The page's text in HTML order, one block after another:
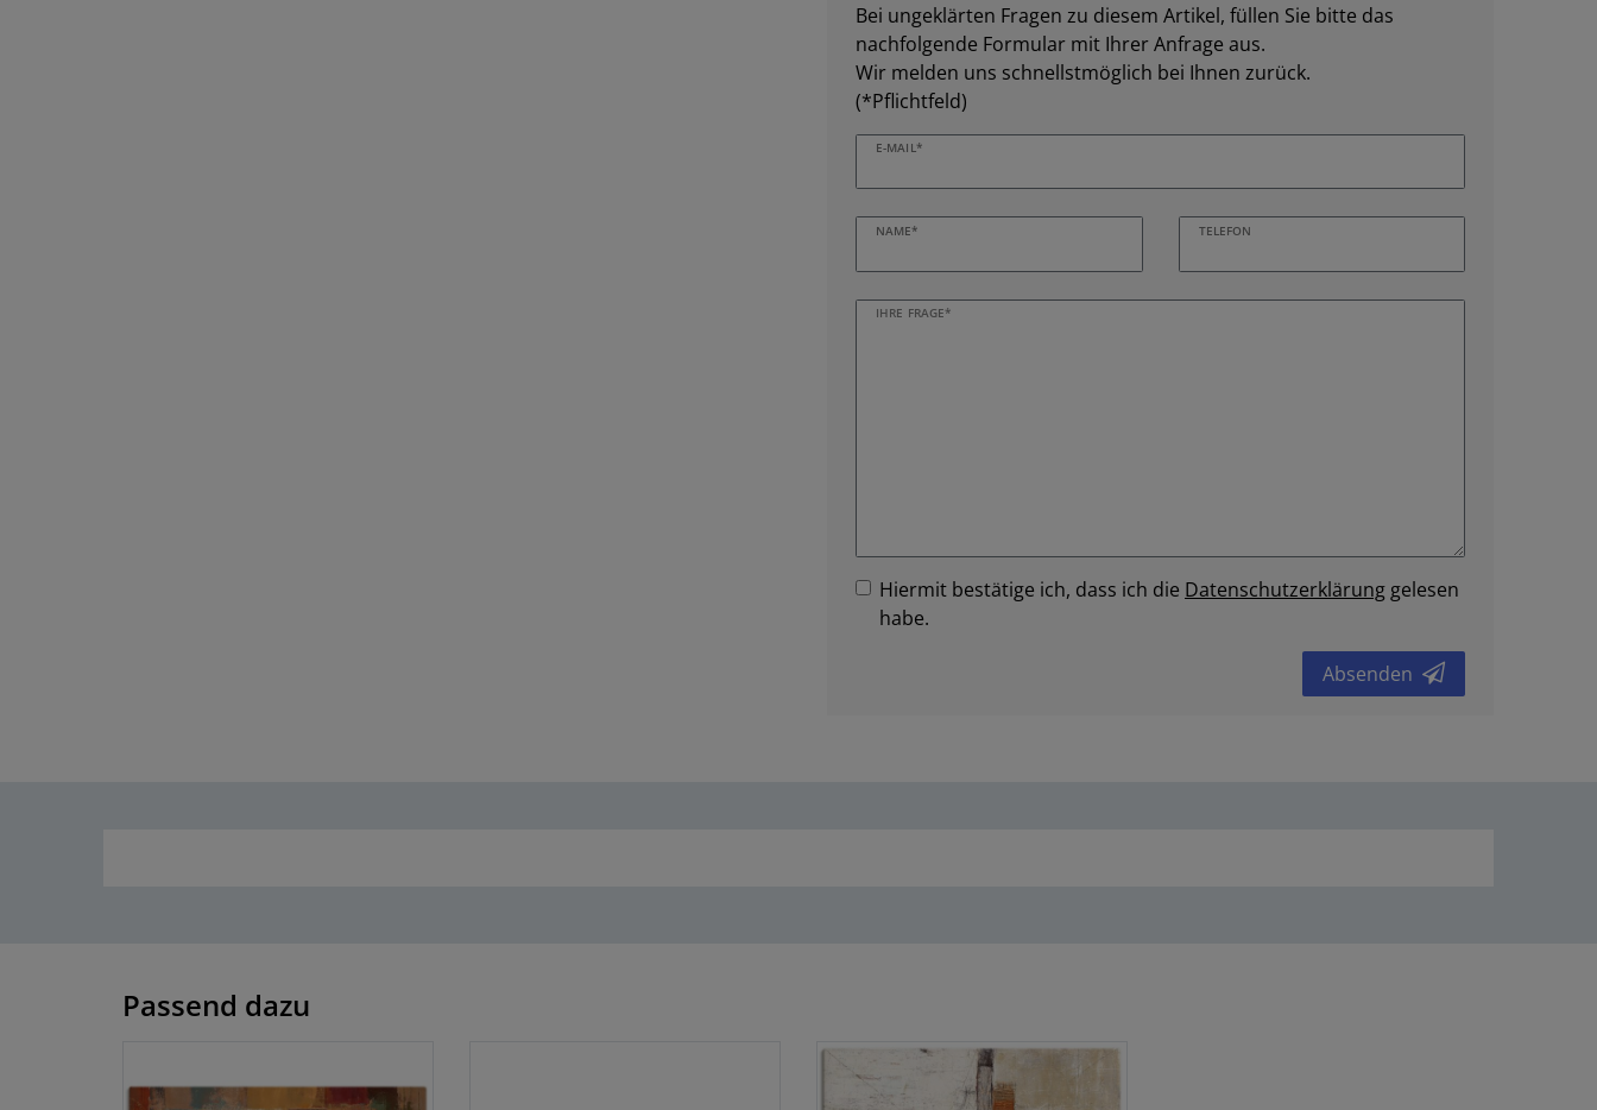
Bei ungeklärten Fragen zu diesem Artikel, füllen Sie bitte das
nachfolgende Formular mit Ihrer Anfrage aus.
Wir melden uns schnellstmöglich bei Ihnen zurück.
(*Pflichtfeld)
E-MAIL*
NAME* TELEFON
IHRE FRAGE*
Hiermit bestätige ich, dass ich die Daten­schutz­erklärung gelesen
habe.
Absenden
Passend dazu